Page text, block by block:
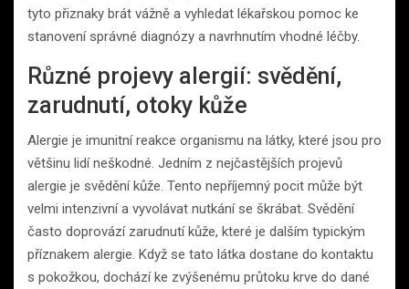
tyto přiznaky brát vážně a vyhledat lékařskou pomoc ke
stanovení správné diagnózy a navrhnutím vhodné léčby.
Různé projevy alergií: svědění,
zarudnutí, otoky kůže
Alergie je imunitní reakce organismu na látky, které jsou pro
většinu lidí neškodné. Jedním z nejčastějších projevů
alergie je svědění kůže. Tento nepříjemný pocit může být
velmi intenzivní a vyvolávat nutkání se škrábat. Svědění
často doprovází zarudnutí kůže, které je dalším typickým
příznakem alergie. Když se tato látka dostane do kontaktu
s pokožkou, dochází ke zvýšenému průtoku krve do dané